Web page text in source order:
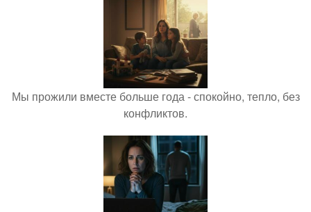
Мы прожили вместе больше года - спокойно, тепло, без
конфликтов.